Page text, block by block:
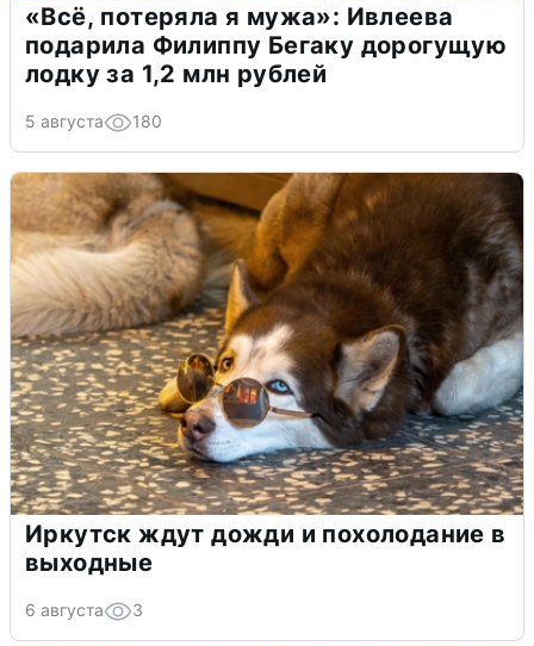
«Всё, потеряла я мужа»: Ивлеева
подарила Филиппу Бегаку дорогущую
лодку за 1,2 млн рублей
5 августа 180
Иркутск ждут дожди и похолодание в
выходные
6 августа 3